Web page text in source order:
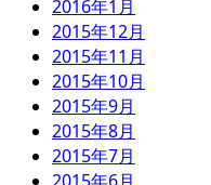
2016年1月
2015年12月
2015年11月
2015年10月
2015年9月
2015年8月
2015年7月